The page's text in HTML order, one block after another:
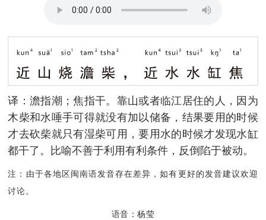
译：澹指潮；焦指干。靠山或者临江居住的人，因为
木柴和水唾手可得就没有加以储备，结果要用的时候
才去砍柴就只有湿柴可用，要用水的时候才发现水缸
都干了。比喻不善于利用有利条件，反倒陷于被动。
注：由于各地区闽南语发音存在差异，如有更好的发音建议欢迎
讨论。
语音：杨莹